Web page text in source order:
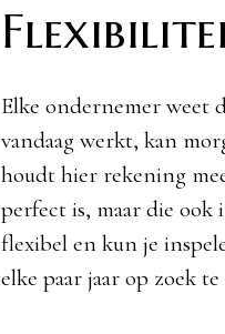
Elke ondernemer weet
vandaag werkt, kan
houdt hier rekening
perfect is, maar die ook
flexibel en kun je
elke paar jaar op zoek